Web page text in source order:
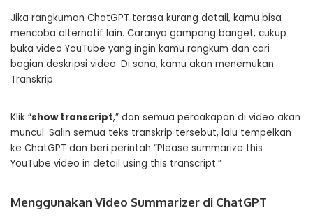
Jika rangkuman ChatGPT terasa kurang detail, kamu bisa
mencoba alternatif lain. Caranya gampang banget, cukup
buka video YouTube yang ingin kamu rangkum dan cari
bagian deskripsi video. Di sana, kamu akan menemukan
Transkrip.
Klik “show transcript,” dan semua percakapan di video akan
muncul. Salin semua teks transkrip tersebut, lalu tempelkan
ke ChatGPT dan beri perintah “Please summarize this
YouTube video in detail using this transcript.”
Menggunakan Video Summarizer di ChatGPT